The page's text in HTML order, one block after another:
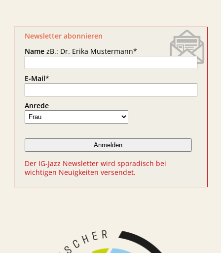
Newsletter abonnieren
NamezB.: Dr. Erika Mustermann*
E-Mail*
Anrede
Der IG-Jazz Newsletter wird sporadisch bei
wichtigen Neuigkeiten versendet.